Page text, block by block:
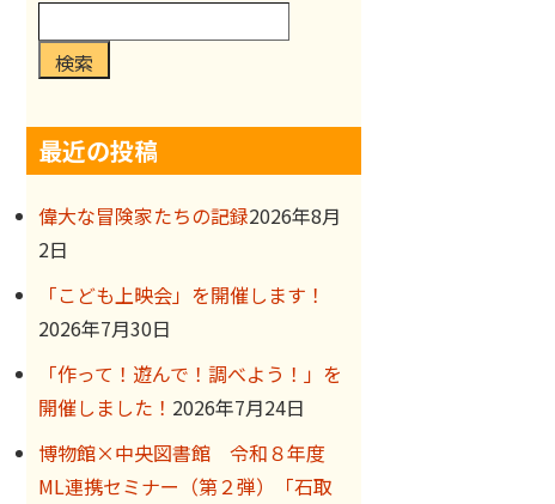
検索
最近の投稿
偉大な冒険家たちの記録2026年8月
2日
「こども上映会」を開催します！
2026年7月30日
「作って！遊んで！調べよう！」を
開催しました！ 2026年7月24日
博物館×中央図書館 令和８年度
ML連携セミナー（第２弾）「石取